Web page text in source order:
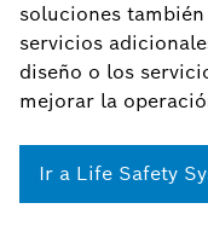
soluciones
servicios
diseño o los
mejorar la
Ir a Life Safety